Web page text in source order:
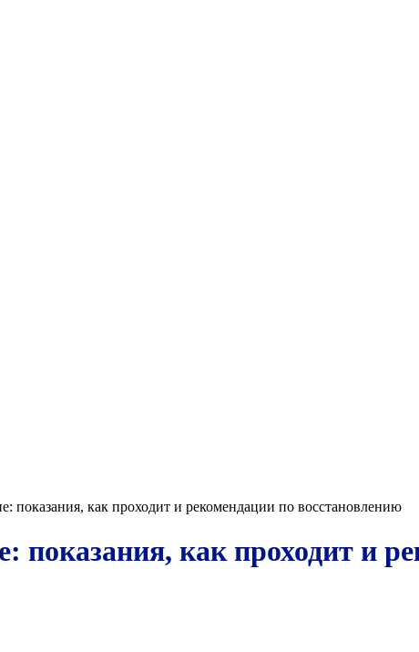
показания, как проходит и рекомендации по восстановлению
показания, как проходит и